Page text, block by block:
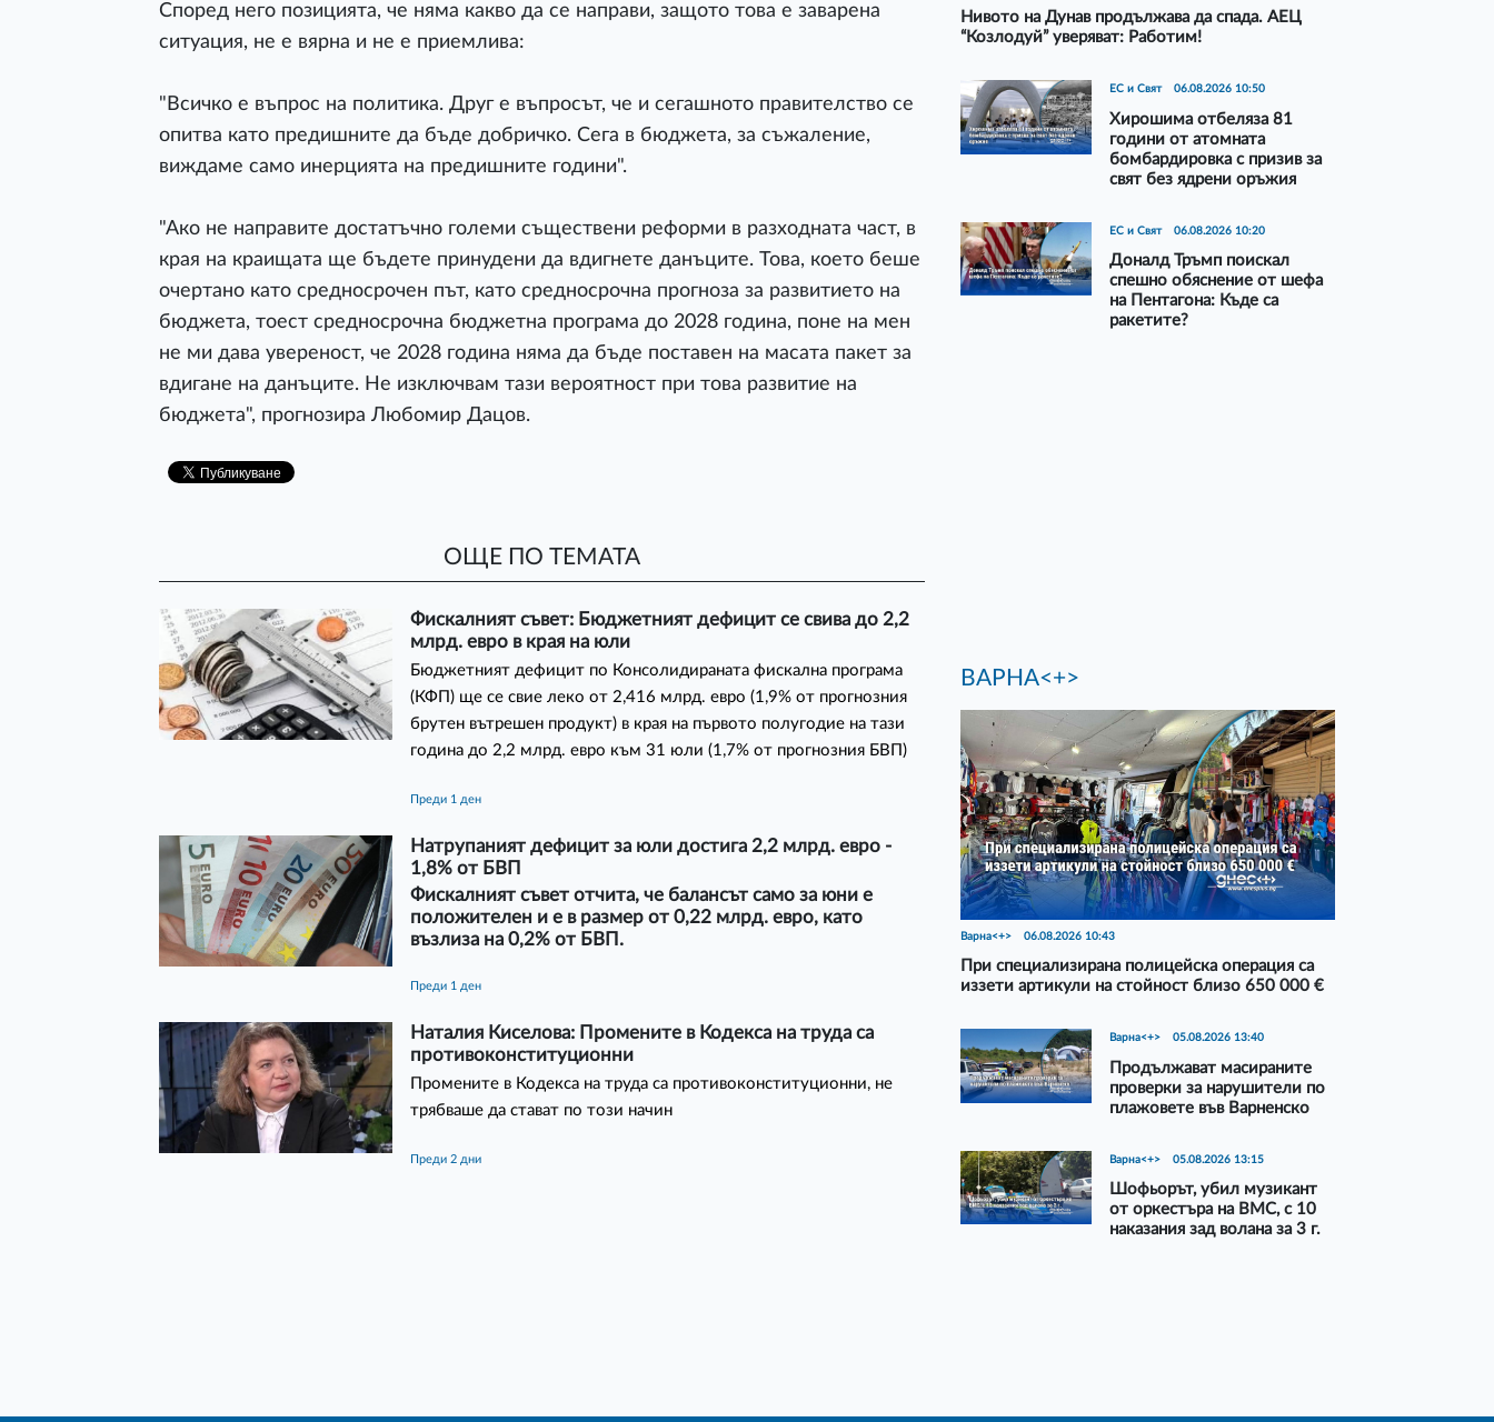
Според него позицията, че няма какво да се направи, защото това е заварена
ситуация, не е вярна и не е приемлива:
"Всичко е въпрос на политика. Друг е въпросът, че и сегашното правителство се
опитва като предишните да бъде добричко. Сега в бюджета, за съжаление,
виждаме само инерцията на предишните години".
"Ако не направите достатъчно големи съществени реформи в разходната част, в
края на краищата ще бъдете принудени да вдигнете данъците. Това, което беше
очертано като средносрочен път, като средносрочна прогноза за развитието на
бюджета, тоест средносрочна бюджетна програма до 2028 година, поне на мен
не ми дава увереност, че 2028 година няма да бъде поставен на масата пакет за
вдигане на данъците. Не изключвам тази вероятност при това развитие на
бюджета", прогнозира Любомир Дацов.
ОЩЕ ПО ТЕМАТА
Фискалният съвет: Бюджетният дефицит се свива до 2,2
млрд. евро в края на юли
Бюджетният дефицит по Консолидираната фискална програма
(КФП) ще се свие леко от 2,416 млрд. евро (1,9% от прогнозния
брутен вътрешен продукт) в края на първото полугодие на тази
година до 2,2 млрд. евро към 31 юли (1,7% от прогнозния БВП)
преди 1 ден
Натрупаният дефицит за юли достига 2,2 млрд. евро -
1,8% от БВП
Фискалният съвет отчита, че балансът само за юни е
положителен и е в размер от 0,22 млрд. евро, като
възлиза на 0,2% от БВП.
преди 1 ден
Наталия Киселова: Промените в Кодекса на труда са
противоконституционни
Промените в Кодекса на труда са противоконституционни, не
трябваше да стават по този начин
преди 2 дни
Нивото на Дунав продължава да спада. АЕЦ
“Козлодуй” уверяват: Работим!
ЕС и Свят 06.08.2026 10:50
Хирошима отбеляза 81
години от атомната
бомбардировка с призив за
свят без ядрени оръжия
ЕС и Свят 06.08.2026 10:20
Доналд Тръмп поискал
спешно обяснение от шефа
на Пентагона: Къде са
ракетите?
ВАРНА<+>
Варна<+> 06.08.2026 10:43
При специализирана полицейска операция са
иззети артикули на стойност близо 650 000 €
Варна<+> 05.08.2026 13:40
Продължават масираните
проверки за нарушители по
плажовете във Варненско
Варна<+> 05.08.2026 13:15
Шофьорът, убил музикант
от оркестъра на ВМС, с 10
наказания зад волана за 3 г.